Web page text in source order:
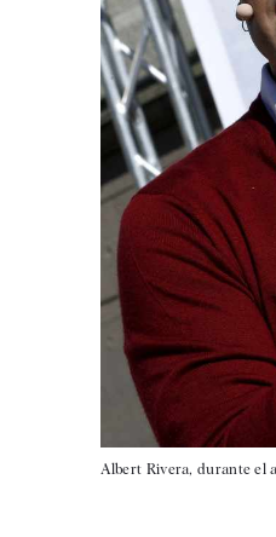
Albert Rivera, durante el